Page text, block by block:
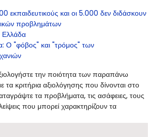
εκπαιδευτικούς και οι 5.000 δεν διδάσκουν
προβλημάτων
Ο "φόβος" και "τρόμος" των
την ποιότητα των παραπάνω
κριτήρια αξιολόγησης που δίνονται στο
τα προβλήματα, τις ασάφειες, τους
που μπορεί χαρακτηρίζουν τα